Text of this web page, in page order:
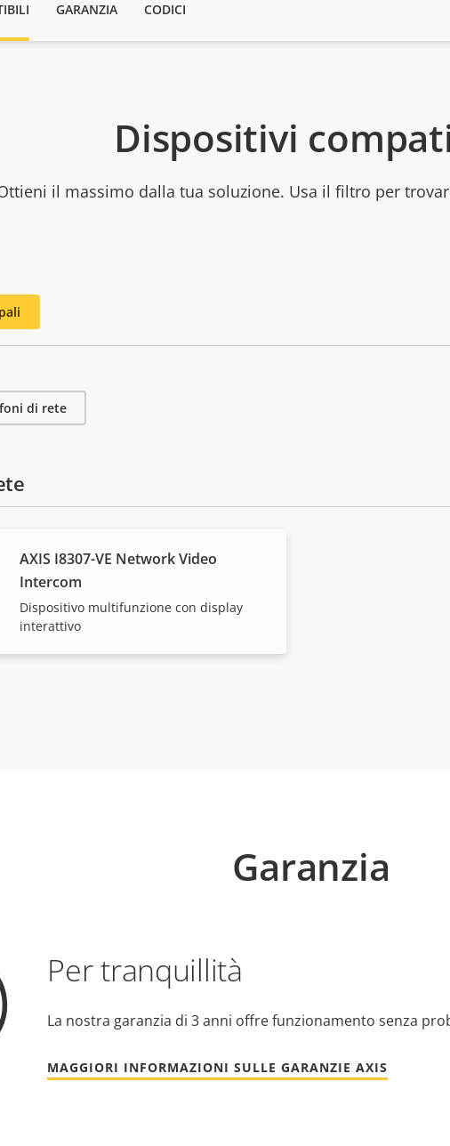
GARANZIA CODICI
Dispositivi
il massimo dalla tua soluzione. Usa il filtro per
di rete
AXIS I8307-VE Network Video
Intercom
Dispositivo multifunzione con display
interattivo
Garanzia
Per tranquillità
La nostra garanzia di 3 anni offre funzionamento senza
MAGGIORI INFORMAZIONI SULLE GARANZIE AXIS